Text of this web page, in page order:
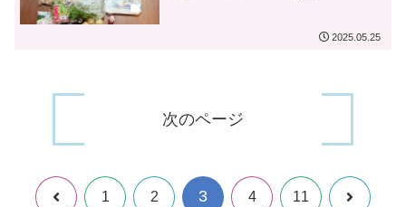
2025.05.25
次のページ
前 1 2 3 4 11 次